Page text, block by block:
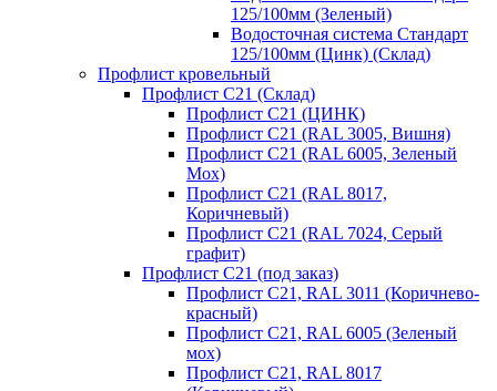
125/100мм (Зеленый)
Водосточная система Стандарт
125/100мм (Цинк) (Склад)
Профлист кровельный
Профлист С21 (Склад)
Профлист С21 (ЦИНК)
Профлист С21 (RAL 3005, Вишня)
Профлист С21 (RAL 6005, Зеленый
Мох)
Профлист С21 (RAL 8017,
Коричневый)
Профлист С21 (RAL 7024, Серый
графит)
Профлист С21 (под заказ)
Профлист С21, RAL 3011 (Коричнево-
красный)
Профлист С21, RAL 6005 (Зеленый
мох)
Профлист С21, RAL 8017